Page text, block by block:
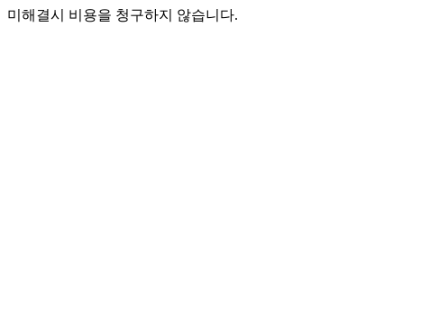
미해결시 비용을 청구하지 않습니다.